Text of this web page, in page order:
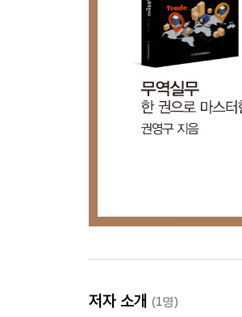
저자 소개 (1명)